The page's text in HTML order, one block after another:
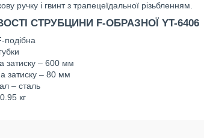
ручку і гвинт з трапецеїдальної різьбленням.
СТРУБЦИНИ F-ОБРАЗНОЇ YT-6406
подібна
затиску – 600 мм
затиску – 80 мм
– сталь
кг